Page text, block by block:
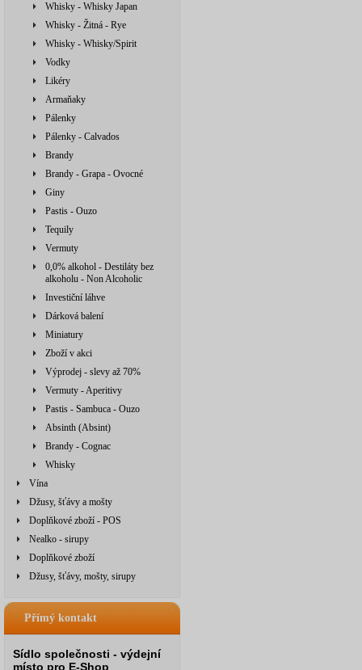
Whisky - Whisky Japan
Whisky - Žitná - Rye
Whisky - Whisky/Spirit
Vodky
Likéry
Armaňaky
Pálenky
Pálenky - Calvados
Brandy
Brandy - Grapa - Ovocné
Giny
Pastis - Ouzo
Tequily
Vermuty
0,0% alkohol - Destiláty bez
alkoholu - Non Alcoholic
Investiční láhve
Dárková balení
Miniatury
Zboží v akci
Výprodej - slevy až 70%
Vermuty - Aperitivy
Pastis - Sambuca - Ouzo
Absinth (Absint)
Brandy - Cognac
Whisky
Vína
Džusy, šťávy a mošty
Doplňkové zboží - POS
Nealko - sirupy
Doplňkové zboží
Džusy, šťávy, mošty, sirupy
Přímý kontakt
Sídlo společnosti - výdejní
místo pro E-Shop